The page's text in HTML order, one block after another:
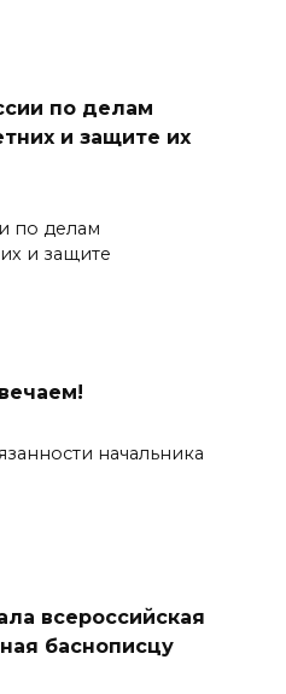
по делам
и защите их
по делам
и защите
начальника
всероссийская
баснописцу